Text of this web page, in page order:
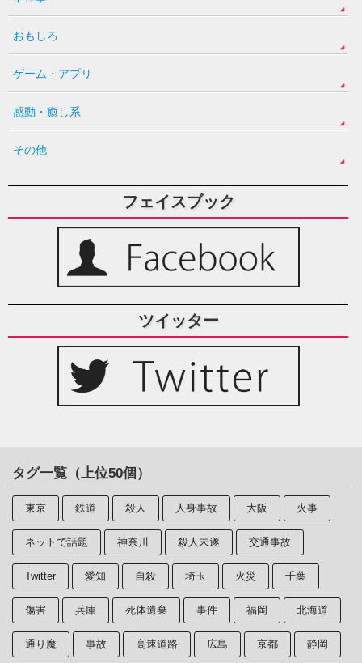
おもしろ
ゲーム・アプリ
感動・癒し系
その他
フェイスブック
ツイッター
タグ一覧（上位50個）
東京 鉄道 殺人 人身事故 大阪 火事
ネットで話題 神奈川 殺人未遂 交通事故
Twitter 愛知 自殺 埼玉 火災 千葉
傷害 兵庫 死体遺棄 事件 福岡 北海道
通り魔 事故 高速道路 広島 京都 静岡